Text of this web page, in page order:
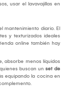
usar el lavavajillas en
mantenimiento diario. El
y texturizados ideales
online también hay
absorbe menos líquidos
buscan un set de
equipando la cocina en